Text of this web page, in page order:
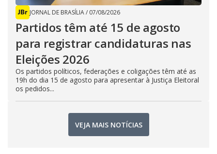
JORNAL DE BRASÍLIA/ 07/08/2026
Partidos têm até 15 de agosto
para registrar candidaturas nas
Eleições 2026
Os partidos políticos, federações e coligações têm até as
19h do dia 15 de agosto para apresentar à Justiça Eleitoral
os pedidos...
VEJA MAIS NOTÍCIAS